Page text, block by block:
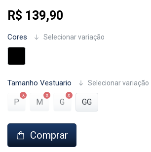
R$ 139,90
Cores Selecionar variação
Tamanho Vestuario Selecionar variação
P M G GG
Comprar